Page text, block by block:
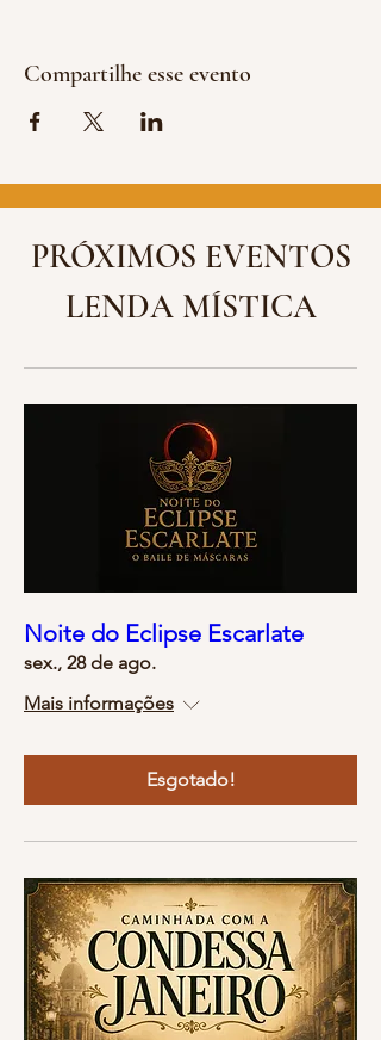
Compartilhe esse evento
PRÓXIMOS EVENTOS
LENDA MÍSTICA
Noite do Eclipse Escarlate
sex., 28 de ago.
Mais informações
Esgotado!